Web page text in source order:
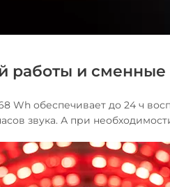
работы и сменные
Wh обеспечивает до 24 ч
звука. А при